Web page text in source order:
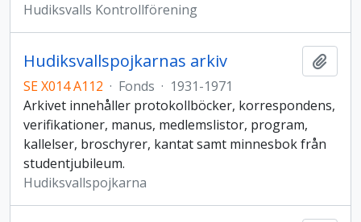
Hudiksvalls Kontrollförening
Hudiksvallspojkarnas arkiv
SE X014 A112 · Fonds · 1931-1971
Arkivet innehåller protokollböcker, korrespondens,
verifikationer, manus, medlemslistor, program,
kallelser, broschyrer, kantat samt minnesbok från
studentjubileum.
Hudiksvallspojkarna